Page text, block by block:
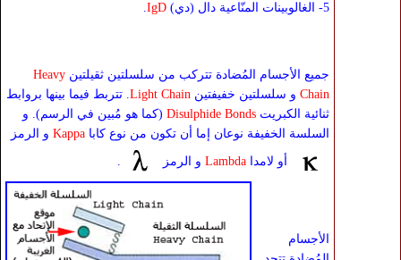
5- الغالوبينات المنّاعية دال (دي) IgD
.
جميع الأجسام المُضادة تتركب من سلسلتين ثقيلتين Heavy
Chainو سلسلتين خفيفتين Light Chain. تتربط فيما بينها بروابط
ثنائية الكبريت Disulphide Bonds (كما هو مُبين في الرسم). و
السلسة الخفيفة نوعان إما أن تكون من نوع كابا Kappaو الرمز
أو لامدا Lambdaو الرمز
الأجسام